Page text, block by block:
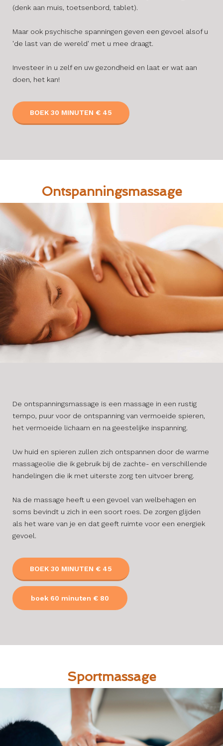
(denk aan muis, toetsenbord, tablet).
​Maar ook psychische spanningen geven een gevoel alsof u
'de last van de wereld' met u mee draagt.
Investeer in u zelf en uw gezondheid en laat er wat aan
doen, het kan!
BOEK 30 MINUTEN € 45
Ontspanningsmassage
De ontspanningsmassage is een massage in een rustig
tempo, puur voor de ontspanning van vermoeide spieren,
het vermoeide lichaam en na geestelijke inspanning.
Uw huid en spieren zullen zich ontspannen door de warme
massageolie die ik gebruik bij de zachte- en verschillende
handelingen die ik met uiterste zorg ten uitvoer breng.
​Na de massage heeft u een gevoel van welbehagen en
soms bevindt u zich in een soort roes. De zorgen glijden
als het ware van je en dat geeft ruimte voor een energiek
gevoel.
BOEK 30 MINUTEN € 45
boek 60 minuten € 80
Sportmassage